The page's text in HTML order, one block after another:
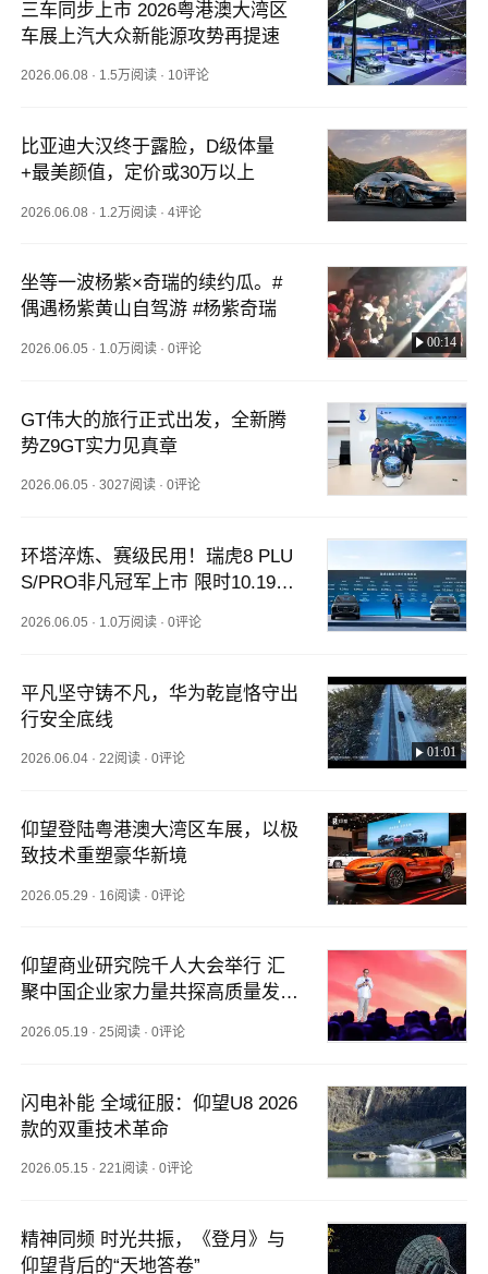
三车同步上市 2026粤港澳大湾区
车展上汽大众新能源攻势再提速
2026.06.08 · 1.5万阅读 · 10评论
比亚迪大汉终于露脸，D级体量
+最美颜值，定价或30万以上
2026.06.08 · 1.2万阅读 ·4评论
坐等一波杨紫×奇瑞的续约瓜。#
偶遇杨紫黄山自驾游 #杨紫奇瑞
00:14
2026.06.05 · 1.0万阅读 ·0评论
GT伟大的旅行正式出发，全新腾
势Z9GT实力见真章
2026.06.05 ·3027阅读 ·0评论
环塔淬炼、赛级民用！瑞虎8 PLU
S/PRO非凡冠军上市 限时10.19万
2026.06.05 · 1.0万阅读 ·0评论
平凡坚守铸不凡，华为乾崑恪守出
行安全底线
01:01
2026.06.04 ·22阅读 ·0评论
仰望登陆粤港澳大湾区车展，以极
致技术重塑豪华新境
2026.05.29 · 16阅读 ·0评论
仰望商业研究院千人大会举行 汇
聚中国企业家力量共探高质量发展
2026.05.19 ·25阅读 ·0评论
闪电补能 全域征服：仰望U8 2026
款的双重技术革命
2026.05.15 ·221阅读 ·0评论
精神同频 时光共振，《登月》与
仰望背后的“天地答卷”